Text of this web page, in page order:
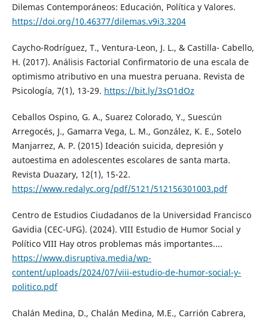
Dilemas Contemporáneos: Educación, Política y Valores.
https://doi.org/10.46377/dilemas.v9i3.3204
Caycho-Rodríguez, T., Ventura-Leon, J. L., & Castilla- Cabello,
H. (2017). Análisis Factorial Confirmatorio de una escala de
optimismo atributivo en una muestra peruana. Revista de
Psicología, 7(1), 13-29. https://bit.ly/3sQ1dOz
Ceballos Ospino, G. A., Suarez Colorado, Y., Suescún
Arregocés, J., Gamarra Vega, L. M., González, K. E., Sotelo
Manjarrez, A. P. (2015) Ideación suicida, depresión y
autoestima en adolescentes escolares de santa marta.
Revista Duazary, 12(1), 15-22.
https://www.redalyc.org/pdf/5121/512156301003.pdf
Centro de Estudios Ciudadanos de la Universidad Francisco
Gavidia (CEC-UFG). (2024). VIII Estudio de Humor Social y
Político VIII Hay otros problemas más importantes....
https://www.disruptiva.media/wp-
content/uploads/2024/07/viii-estudio-de-humor-social-y-
politico.pdf
Chalán Medina, D., Chalán Medina, M.E., Carrión Cabrera,